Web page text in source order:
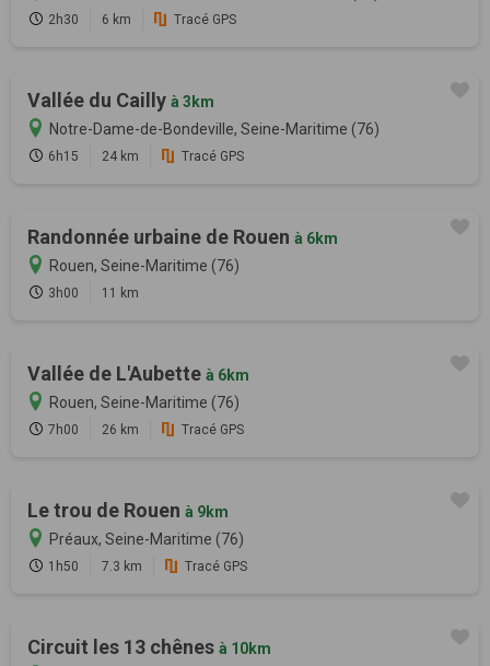
2h30 6 km Tracé GPS
Vallée du Cailly à 3km
Notre-Dame-de-Bondeville, Seine-Maritime (76)
6h15 24 km Tracé GPS
Randonnée urbaine de Rouen à 6km
Rouen, Seine-Maritime (76)
3h00 11 km
Vallée de L'Aubette à 6km
Rouen, Seine-Maritime (76)
7h00 26 km Tracé GPS
Le trou de Rouen à 9km
Préaux, Seine-Maritime (76)
1h50 7.3 km Tracé GPS
Circuit les 13 chênes à 10km